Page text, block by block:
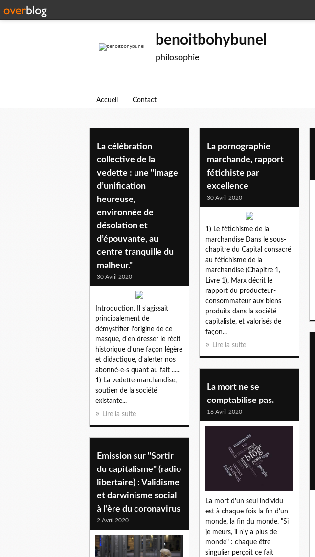
benoitbohybunel
philosophie
Accueil Contact
La célébration
collective de la
vedette : une "image
d’unification
heureuse,
environnée de
désolation et
d’épouvante, au
centre tranquille du
malheur."
30 Avril 2020
Introduction. Il s'agissait
principalement de
démystifier l'origine de ce
masque, d'en dresser le récit
historique d'une façon légère
et didactique, d'alerter nos
abonné-e-s quant au fait ......
1) La vedette-marchandise,
soutien de la société
existante...
Lire la suite
La pornographie
marchande, rapport
fétichiste par
excellence
30 Avril 2020
1) Le fétichisme de la
marchandise Dans le sous-
chapitre du Capital consacré
au fétichisme de la
marchandise (Chapitre 1,
Livre 1), Marx décrit le
rapport du producteur-
consommateur aux biens
produits dans la société
capitaliste, et valorisés de
façon...
Lire la suite
La mort ne se
comptabilise pas.
16 Avril 2020
La mort d'un seul individu
est à chaque fois la fin d'un
monde, la fin du monde. "Si
je meurs, il n'y a plus de
monde" : chaque être
singulier perçoit ce fait
Emission sur "Sortir
du capitalisme" (radio
libertaire) : Validisme
et darwinisme social
à l'ère du coronavirus
2 Avril 2020